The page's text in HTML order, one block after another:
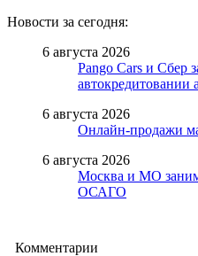
Новости за сегодня:
6 августа 2026
Pango Cars и Сбер
автокредитовании
6 августа 2026
Онлайн-продажи
6 августа 2026
Москва и МО
ОСАГО
Комментарии